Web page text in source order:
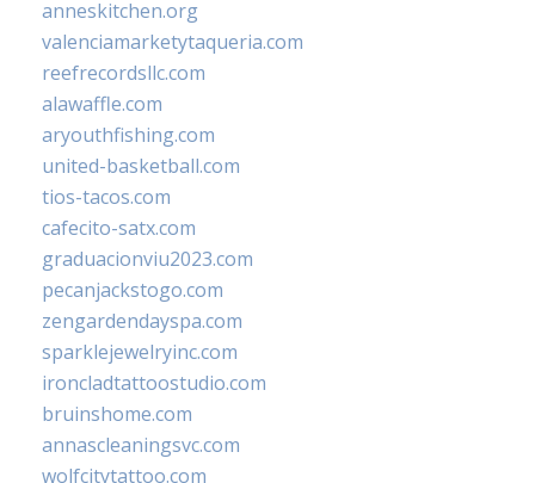
anneskitchen.org
valenciamarketytaqueria.com
reefrecordsllc.com
alawaffle.com
aryouthfishing.com
united-basketball.com
tios-tacos.com
cafecito-satx.com
graduacionviu2023.com
pecanjackstogo.com
zengardendayspa.com
sparklejewelryinc.com
ironcladtattoostudio.com
bruinshome.com
annascleaningsvc.com
wolfcitytattoo.com